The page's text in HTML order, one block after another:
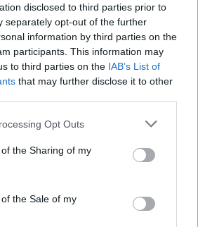
disclosed to third parties prior to
separately opt-out of the further
information by third parties on the
participants. This information may
to third parties on the IAB’s List of
that may further disclose it to other
Opt Outs
the Sharing of my
the Sale of my
Soljanka
Suppe